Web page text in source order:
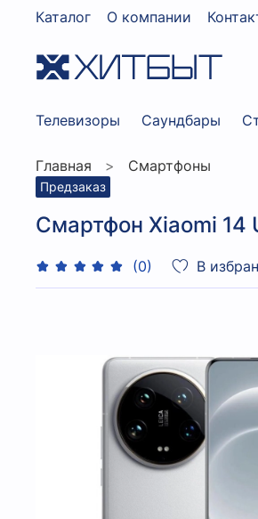
Каталог О компании
Телевизоры Саундбары
Главная Смартфоны
Предзаказ
Смартфон Xiaomi 14
(0) В